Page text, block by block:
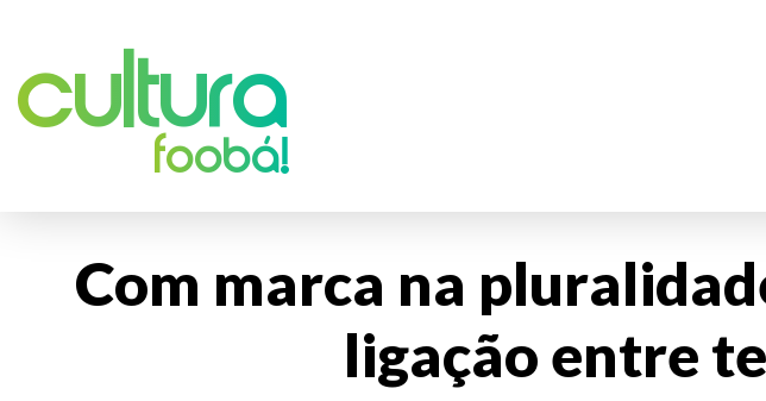
Cultura
foobá!
Com marca na
ligação entre